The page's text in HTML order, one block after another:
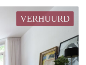
VERHUURD